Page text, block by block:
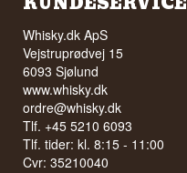
Whisky.dk ApS
Vejstruprødvej 15
6093 Sjølund
www.whisky.dk
ordre@whisky.dk
Tlf. +45 5210 6093
Tlf. tider: kl. 8:15 - 11:00
Cvr: 35210040